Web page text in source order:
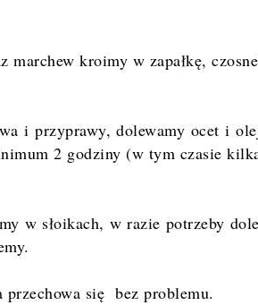
kroimy w zapałkę,
i przyprawy, dolewamy ocet i
2 godziny (w tym czasie
w słoikach, w razie potrzeby
przechowa się bez problemu.